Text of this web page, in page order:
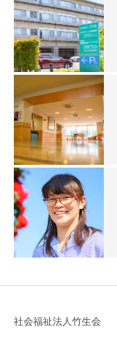
社会福祉法人竹生会